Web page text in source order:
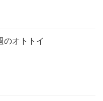
のオトトイ